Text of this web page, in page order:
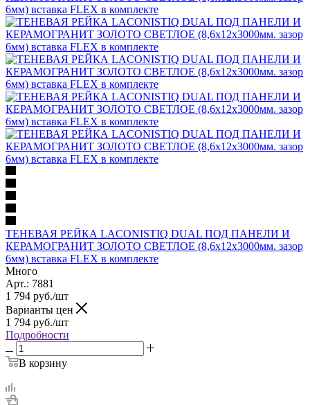
ТЕНЕВАЯ РЕЙКА LACONISTIQ DUAL ПОД ПАНЕЛИ И
КЕРАМОГРАНИТ ЗОЛОТО СВЕТЛОЕ (8,6х12х3000мм. зазор
6мм) вставка FLEX в комплекте
Много
Арт.: 7881
1 794 руб./шт
Варианты цен
1 794 руб./шт
Подробности
В корзину